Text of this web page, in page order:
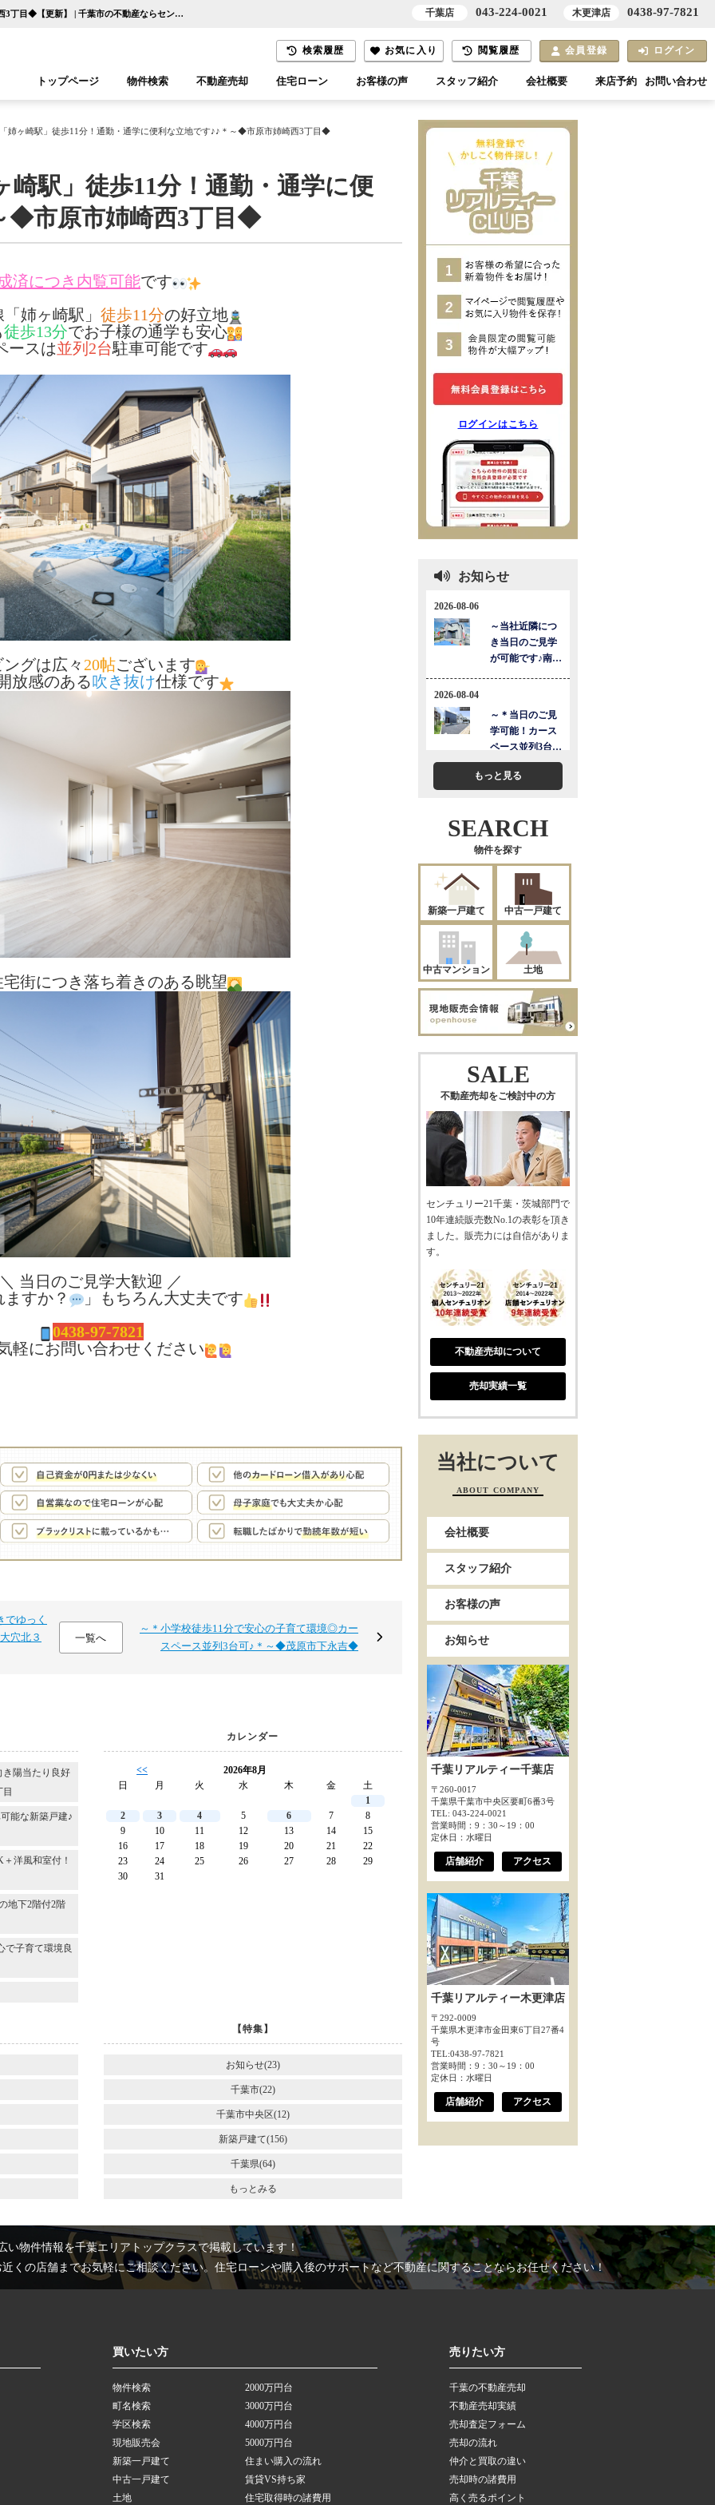
～＊JR内房線「姉ヶ崎駅」徒歩11分！通勤・通学に便利な立地です♪♪＊～◆市原市姉崎西3丁目◆【更新】 | 千葉市の不動産ならセンチュリー21千葉リアルティー
検索履歴 お気に入り 閲覧履歴 会員登録 ログイン
トップページ 物件検索
千葉エリア 木更津エリア
不動産売却 住宅ローン お客様の声 スタッフ紹介 会社概要 来店予約 お問い合わせ
姉ヶ崎駅」徒歩11分！通勤・通学に便利な立地です♪♪＊～◆市原市姉崎西3丁目◆
崎駅」徒歩11分！通勤・通学に便
◆市原市姉崎西3丁目◆
済につき内覧可能です
姉ヶ崎駅」 徒歩11分の好立地
徒歩13分でお子様の通学も安心
ースは並列2台駐車可能です
グは広々 20帖ございます
放感のある吹き抜け仕様です
街につき落ち着きのある眺望
＼ 当日のご見学大歓迎 ／
すか？
」もちろん大丈夫です
0438-97-7821
軽にお問い合わせください
ゆっく
穴北３
一覧へ
～＊小学校徒歩11分で安心の子育て環境◎カー
スペース並列3台可♪＊～◆茂原市下永吉◆
き陽当たり良好
目
能な新築戸建♪
洋風和室付！
地下2階付2階
で子育て環境良
カレンダー
<<
2026年8月
日
月 火 水 木 金
土
1
2
3 4 5 6 7
8
9
10 11 12 13 14
15
16
17 18 19 20 21
22
23
24 25 26 27 28
29
30
31
【特集】
お知らせ(23)
千葉市(22)
千葉市中央区(12)
新築戸建て(156)
千葉県(64)
もっとみる
ログインはこちら
お知らせ
もっと見る
SEARCH
物件を探す
新築一戸建て 中古一戸建て
中古マンション 土地
SALE
不動産売却をご検討中の方
センチュリー21千葉・茨城部門で
10年連続販売数No.1の表彰を頂き
ました。販売力には自信がありま
す。
不動産売却について
売却実績一覧
当社について
ABOUT COMPANY
会社概要
スタッフ紹介
お客様の声
お知らせ
千葉リアルティー千葉店
〒260-0017
千葉県千葉市中央区要町6番3号
TEL: 043-224-0021
営業時間：9：30～19：00
定休日：水曜日
店舗紹介 アクセス
千葉リアルティー木更津店
〒292-0009
千葉県木更津市金田東6丁目27番4
号
TEL:0438-97-7821
営業時間：9：30～19：00
定休日：水曜日
店舗紹介 アクセス
物件情報を千葉エリアトップクラスで掲載しています！
くの店舗までお気軽にご相談ください。住宅ローンや購入後のサポートなど不動産に関することならお任せください！
買いたい方
物件検索
町名検索
学区検索
現地販売会
新築一戸建て
中古一戸建て
土地
2000万円台
3000万円台
4000万円台
5000万円台
住まい購入の流れ
賃貸VS持ち家
住宅取得時の諸費用
売りたい方
千葉の不動産売却
不動産売却実績
売却査定フォーム
売却の流れ
仲介と買取の違い
売却時の諸費用
高く売るポイント
千葉店 043-224-0021 木更津店 0438-97-7821